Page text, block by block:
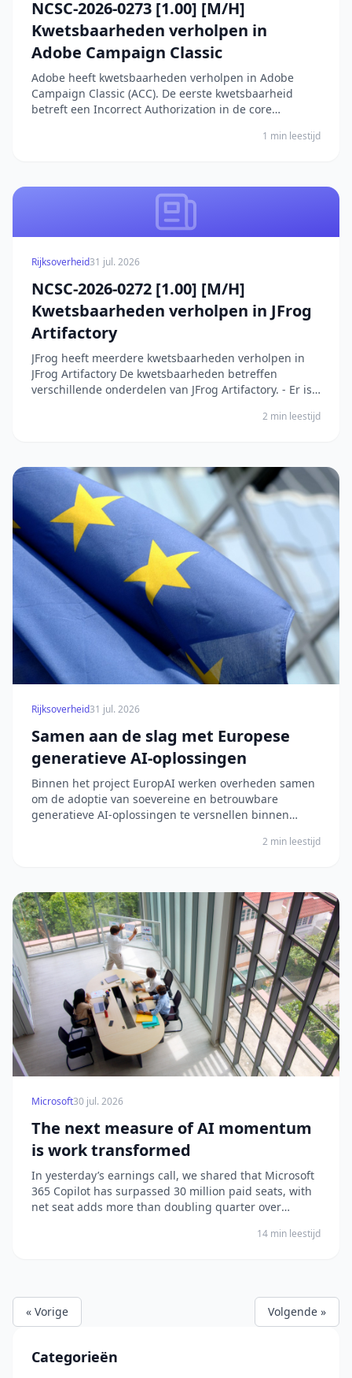
NCSC-2026-0273 [1.00] [M/H]
Kwetsbaarheden verholpen in
Adobe Campaign Classic
Adobe heeft kwetsbaarheden verholpen in Adobe
Campaign Classic (ACC). De eerste kwetsbaarheid
betreft een Incorrect Authorization in de core
aanvaller arbitrary code kan uitvoeren zonder enige
1 min leestijd
Rijksoverheid31 jul. 2026
NCSC-2026-0272 [1.00] [M/H]
Kwetsbaarheden verholpen in JFrog
Artifactory
JFrog heeft meerdere kwetsbaarheden verholpen in
JFrog Artifactory De kwetsbaarheden betreffen
verschillende onderdelen van JFrog Artifactory. - Er is
de scope van tokens niet controleert, waardoor een
2 min leestijd
Rijksoverheid31 jul. 2026
Samen aan de slag met Europese
generatieve AI-oplossingen
Binnen het project EuropAI werken overheden samen
om de adoptie van soevereine en betrouwbare
generatieve AI-oplossingen te versnellen binnen
Europese generatieve AI-oplossingen verscheen eerst
2 min leestijd
Microsoft30 jul. 2026
The next measure of AI momentum
is work transformed
In yesterday’s earnings call, we shared that Microsoft
365 Copilot has surpassed 30 million paid seats, with
net seat adds more than doubling quarter over
signal that points to a much broader shift: Across
14 min leestijd
« Vorige Volgende »
Categorieën